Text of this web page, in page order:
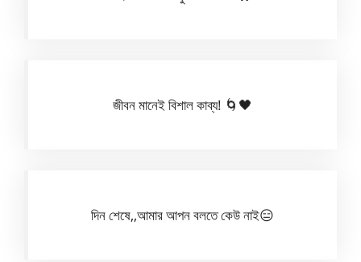
জীবন মানেই বিশাল কাব্য! 🌀🖤
দিন শেষে,,আমার আপন বলতে কেউ নাই😑